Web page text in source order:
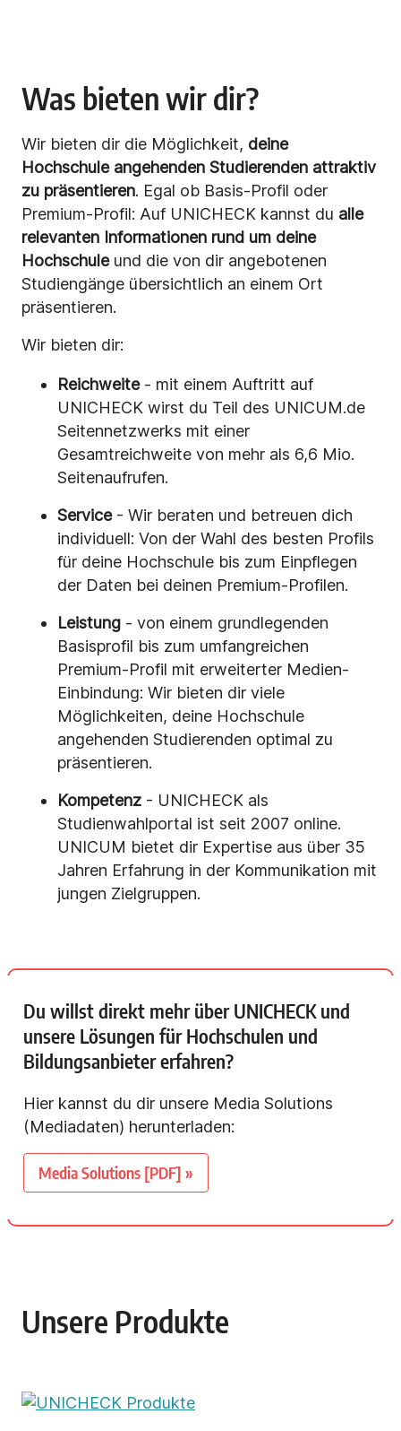
Was bieten wir dir?
Wir bieten dir die Möglichkeit, deine
Hochschule angehenden Studierenden attraktiv
zu präsentieren. Egal ob Basis-Profil oder
Premium-Profil: Auf UNICHECK kannst du alle
relevanten Informationen rund um deine
Hochschuleund die von dir angebotenen
Studiengänge übersichtlich an einem Ort
präsentieren.
Wir bieten dir:
Reichweite- mit einem Auftritt auf
UNICHECK wirst du Teil des UNICUM.de
Seitennetzwerks mit einer
Gesamtreichweite von mehr als 6,6 Mio.
Seitenaufrufen.
Service- Wir beraten und betreuen dich
individuell: Von der Wahl des besten Profils
für deine Hochschule bis zum Einpflegen
der Daten bei deinen Premium-Profilen.
Leistung - von einem grundlegenden
Basisprofil bis zum umfangreichen
Premium-Profil mit erweiterter Medien-
Einbindung: Wir bieten dir viele
Möglichkeiten, deine Hochschule
angehenden Studierenden optimal zu
präsentieren.
Kompetenz - UNICHECK als
Studienwahlportal ist seit 2007 online.
UNICUM bietet dir Expertise aus über 35
Jahren Erfahrung in der Kommunikation mit
jungen Zielgruppen.
Du willst direkt mehr über UNICHECK und
unsere Lösungen für Hochschulen und
Bildungsanbieter erfahren?
Hier kannst du dir unsere Media Solutions
(Mediadaten) herunterladen:
Media Solutions [PDF] »
Unsere Produkte